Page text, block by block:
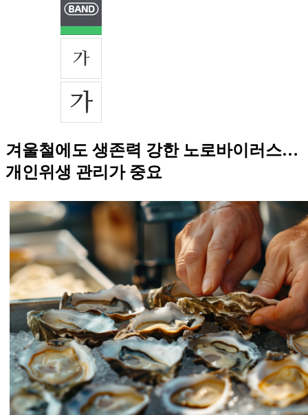
겨울철에도 생존력 강한 노로바이러스…
개인위생 관리가 중요